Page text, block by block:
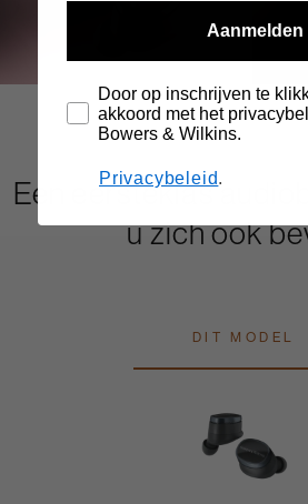
Een eersteklas
u zich ook
DIT MODEL
Aanmelden
Door op inschrijven te
akkoord met het
Bowers & Wilkins.
Privacybeleid.